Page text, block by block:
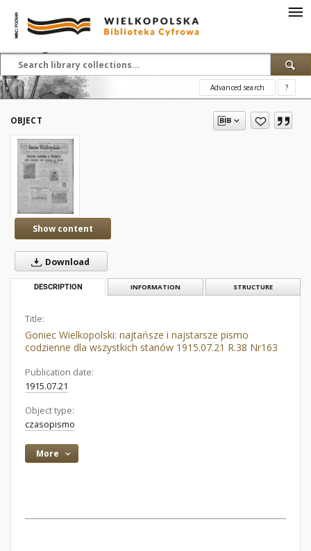
Advanced search ?
OBJECT
Show content
Download
DESCRIPTION INFORMATION STRUCTURE
Title:
Goniec Wielkopolski: najtańsze i najstarsze pismo
codzienne dla wszystkich stanów 1915.07.21 R.38 Nr163
Publication date:
1915.07.21
Object type:
czasopismo
More